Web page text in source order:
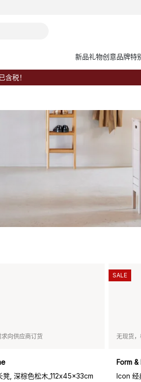
新品礼物创意品牌特
税！
向供应商订货
, 深棕色松木_112x45x33cm
无现货
Form
Icon 经
SALE